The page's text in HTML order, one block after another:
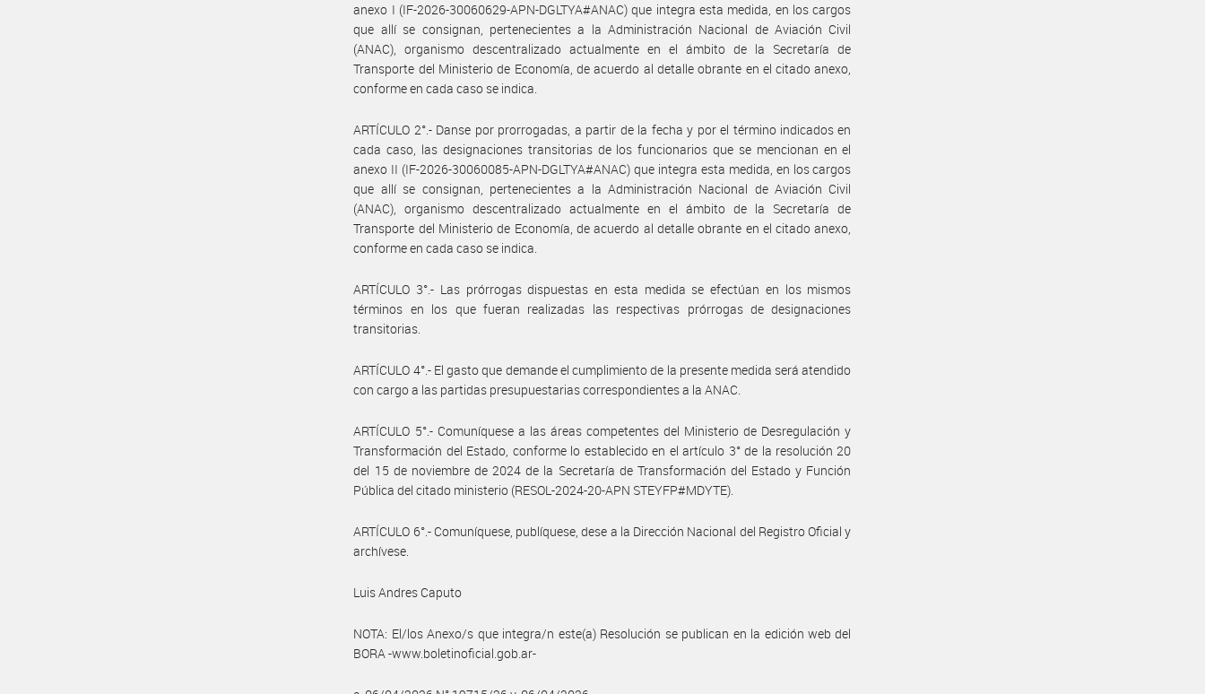
anexo I (IF-2026-30060629-APN-DGLTYA#ANAC) que integra esta medida, en los cargos
que allí se consignan, pertenecientes a la Administración Nacional de Aviación Civil
(ANAC), organismo descentralizado actualmente en el ámbito de la Secretaría de
Transporte del Ministerio de Economía, de acuerdo al detalle obrante en el citado anexo,
conforme en cada caso se indica.
ARTÍCULO 2°.- Danse por prorrogadas, a partir de la fecha y por el término indicados en
cada caso, las designaciones transitorias de los funcionarios que se mencionan en el
anexo II (IF-2026-30060085-APN-DGLTYA#ANAC) que integra esta medida, en los cargos
que allí se consignan, pertenecientes a la Administración Nacional de Aviación Civil
(ANAC), organismo descentralizado actualmente en el ámbito de la Secretaría de
Transporte del Ministerio de Economía, de acuerdo al detalle obrante en el citado anexo,
conforme en cada caso se indica.
ARTÍCULO 3°.- Las prórrogas dispuestas en esta medida se efectúan en los mismos
términos en los que fueran realizadas las respectivas prórrogas de designaciones
transitorias.
ARTÍCULO 4°.- El gasto que demande el cumplimiento de la presente medida será atendido
con cargo a las partidas presupuestarias correspondientes a la ANAC.
ARTÍCULO 5°.- Comuníquese a las áreas competentes del Ministerio de Desregulación y
Transformación del Estado, conforme lo establecido en el artículo 3° de la resolución 20
del 15 de noviembre de 2024 de la Secretaría de Transformación del Estado y Función
Pública del citado ministerio (RESOL-2024-20-APN STEYFP#MDYTE).
ARTÍCULO 6°.- Comuníquese, publíquese, dese a la Dirección Nacional del Registro Oficial y
archívese.
Luis Andres Caputo
NOTA: El/los Anexo/s que integra/n este(a) Resolución se publican en la edición web del
BORA -www.boletinoficial.gob.ar-